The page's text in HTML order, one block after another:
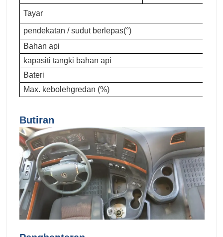
Tayar
pendekatan / sudut berlepas(°)
Bahan api
kapasiti tangki bahan api
Bateri
Max. kebolehgredan (%)
Butiran